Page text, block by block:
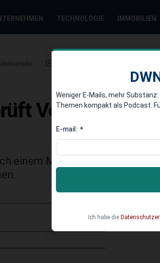
TECHNOLOGIE IMMOBILIEN
Verkauf von
einem Medienbericht zufolge
Weniger E-Mails, mehr Substanz:
Themen kompakt als Podcast.
E-mail: *
Ich habe die